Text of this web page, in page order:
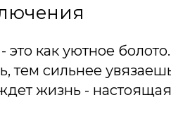
это как уютное
тем сильнее
жизнь -